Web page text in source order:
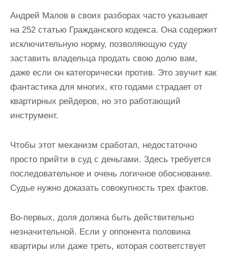
Андрей Малов в своих разборах часто указывает
на 252 статью Гражданского кодекса. Она содержит
исключительную норму, позволяющую суду
заставить владельца продать свою долю вам,
даже если он категорически против. Это звучит как
фантастика для многих, кто годами страдает от
квартирных рейдеров, но это работающий
инструмент.
Чтобы этот механизм сработал, недостаточно
просто прийти в суд с деньгами. Здесь требуется
последовательное и очень логичное обоснование.
Судье нужно доказать совокупность трех фактов.
Во-первых, доля должна быть действительно
незначительной. Если у оппонента половина
квартиры или даже треть, которая соответствует